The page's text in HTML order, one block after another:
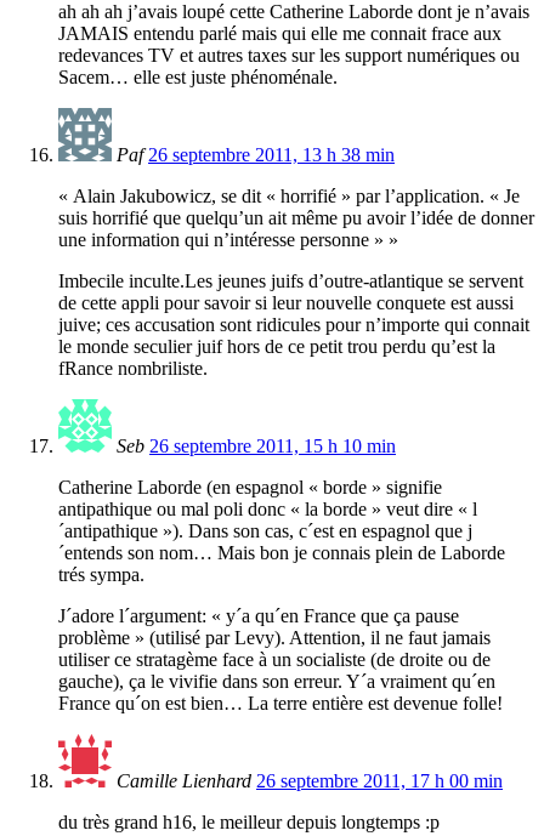
ah ah ah j’avais loupé cette Catherine Laborde dont je n’avais
JAMAIS entendu parlé mais qui elle me connait frace aux
redevances TV et autres taxes sur les support numériques ou
Sacem… elle est juste phénoménale.
Paf 26 septembre 2011, 13 h 38 min
« Alain Jakubowicz, se dit « horrifié » par l’application. « Je
suis horrifié que quelqu’un ait même pu avoir l’idée de donner
une information qui n’intéresse personne » »
Imbecile inculte.Les jeunes juifs d’outre-atlantique se servent
de cette appli pour savoir si leur nouvelle conquete est aussi
juive; ces accusation sont ridicules pour n’importe qui connait
le monde seculier juif hors de ce petit trou perdu qu’est la
fRance nombriliste.
Seb 26 septembre 2011, 15 h 10 min
Catherine Laborde (en espagnol « borde » signifie
antipathique ou mal poli donc « la borde » veut dire « l
´antipathique »). Dans son cas, c´est en espagnol que j
´entends son nom… Mais bon je connais plein de Laborde
trés sympa.
J´adore l´argument: « y´a qu´en France que ça pause
problème » (utilisé par Levy). Attention, il ne faut jamais
utiliser ce stratagème face à un socialiste (de droite ou de
gauche), ça le vivifie dans son erreur. Y´a vraiment qu´en
France qu´on est bien… La terre entière est devenue folle!
Camille Lienhard 26 septembre 2011, 17 h 00 min
du très grand h16, le meilleur depuis longtemps :p